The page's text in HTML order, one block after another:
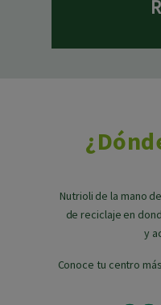
Nutrioli de la mano
de reciclaje en
y
Conoce tu centro